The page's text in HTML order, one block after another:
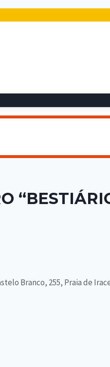
Branco, 255, Praia de